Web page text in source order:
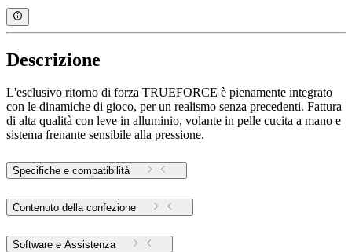
Descrizione
L'esclusivo ritorno di forza TRUEFORCE è pienamente integrato
con le dinamiche di gioco, per un realismo senza precedenti. Fattura
di alta qualità con leve in alluminio, volante in pelle cucita a mano e
sistema frenante sensibile alla pressione.
Specifiche e compatibilità
Contenuto della confezione
Software e Assistenza